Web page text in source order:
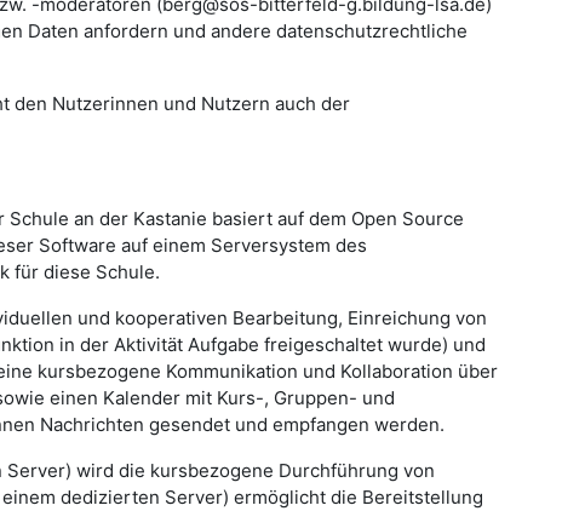
Daten anfordern und andere datenschutzrechtliche
den Nutzerinnen und Nutzern auch der
Schule an der Kastanie basiert auf dem Open Source
Software auf einem Serversystem des
für diese Schule.
und kooperativen Bearbeitung, Einreichung von
in der Aktivität Aufgabe freigeschaltet wurde) und
kursbezogene Kommunikation und Kollaboration über
einen Kalender mit Kurs-, Gruppen- und
Nachrichten gesendet und empfangen werden.
wird die kursbezogene Durchführung von
dedizierten Server) ermöglicht die Bereitstellung